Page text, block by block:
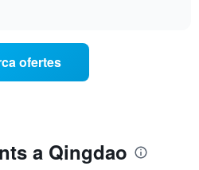
ofertes
a Qingdao